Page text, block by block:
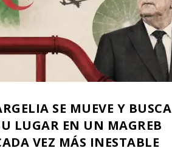
SE MUEVE Y BUSCA
LUGAR EN UN MAGREB
VEZ MÁS INESTABLE